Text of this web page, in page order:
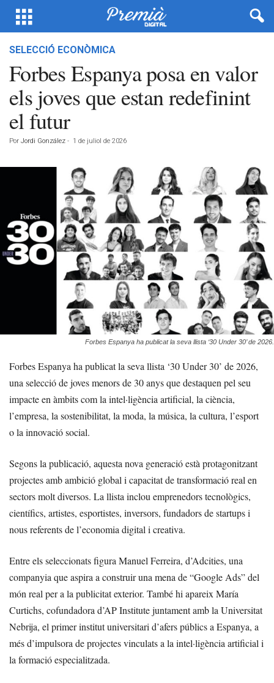
SELECCIÓ ECONÒMICA
Forbes Espanya posa en valor
els joves que estan redefinint
el futur
Por Jordi González - 1 de juliol de 2026
Forbes Espanya ha publicat la seva llista ‘30 Under 30’ de 2026.
Forbes Espanya ha publicat la seva llista ‘30 Under 30’ de 2026,
una selecció de joves menors de 30 anys que destaquen pel seu
impacte en àmbits com la intel·ligència artificial, la ciència,
l’empresa, la sostenibilitat, la moda, la música, la cultura, l’esport
o la innovació social.
Segons la publicació, aquesta nova generació està protagonitzant
projectes amb ambició global i capacitat de transformació real en
sectors molt diversos. La llista inclou emprenedors tecnològics,
científics, artistes, esportistes, inversors, fundadors de startups i
nous referents de l’economia digital i creativa.
Entre els seleccionats figura Manuel Ferreira, d’Adcities, una
companyia que aspira a construir una mena de “Google Ads” del
món real per a la publicitat exterior. També hi apareix María
Curtichs, cofundadora d’AP Institute juntament amb la Universitat
Nebrija, el primer institut universitari d’afers públics a Espanya, a
més d’impulsora de projectes vinculats a la intel·ligència artificial i
la formació especialitzada.